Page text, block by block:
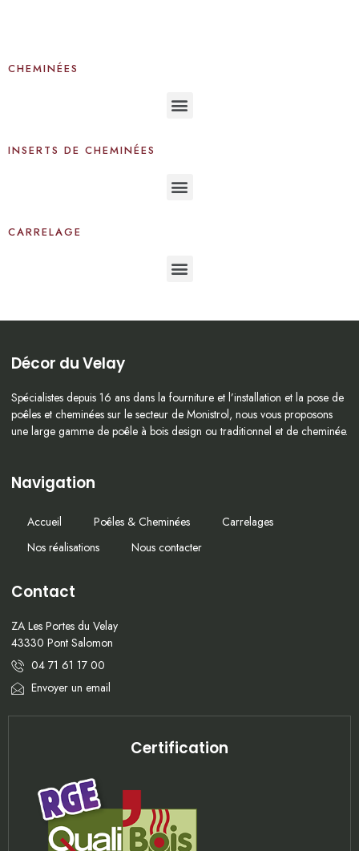
CHEMINÉES
INSERTS DE CHEMINÉES
CARRELAGE
Décor du Velay
Spécialistes depuis 16 ans dans la fourniture et l’installation et la pose de
poêles et cheminées sur le secteur de Monistrol, nous vous proposons
une large gamme de poêle à bois design ou traditionnel et de cheminée.
Navigation
Accueil Poêles & Cheminées
Carrelages
Nos réalisations
Nous contacter
Contact
ZA Les Portes du Velay
43330 Pont Salomon
04 71 61 17 00
Envoyer un email
Certification